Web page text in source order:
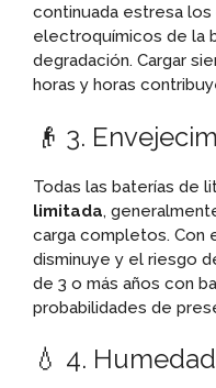
continuada estresa
electroquímicos de la
degradación. Cargar
horas y horas
👴 3.
Todas las baterías de
limitada,
carga completos. Con
disminuye y el riesgo
de 3 o más años con
probabilidades de
💧 4.